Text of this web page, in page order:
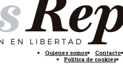
Quienes somos Contacto
Política de cookies